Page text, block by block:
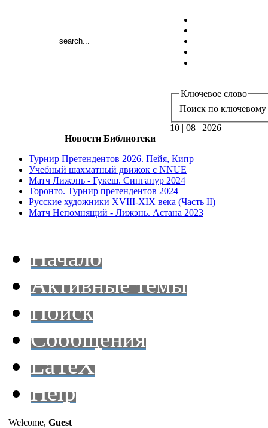
Ключевое слово
Поиск по ключевому
10 | 08 | 2026
Новости Библиотеки
Турнир Претендентов 2026. Пейя, Кипр
Учебный шахматный движок с NNUE
Матч Лижэнь - Гукеш. Сингапур 2024
Торонто. Турнир претендентов 2024
Русские художники XVIII-XIX века (Часть II)
Матч Непомнящий - Лижэнь. Астана 2023
Начало
Активные темы
Поиск
Сообщения
LaTeX
Help
Welcome, Guest